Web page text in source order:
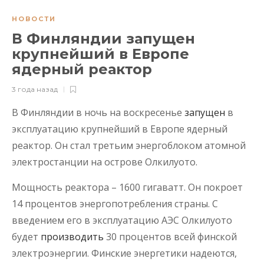
НОВОСТИ
В Финляндии запущен
крупнейший в Европе
ядерный реактор
3 года назад
В Финляндии в ночь на воскресенье запущен в
эксплуатацию крупнейший в Европе ядерный
реактор. Он стал третьим энергоблоком атомной
электростанции на острове Олкилуото.
Мощность реактора – 1600 гигаватт. Он покроет
14 процентов энергопотребления страны. С
введением его в эксплуатацию АЭС Олкилуото
будет производить 30 процентов всей финской
электроэнергии. Финские энергетики надеются,